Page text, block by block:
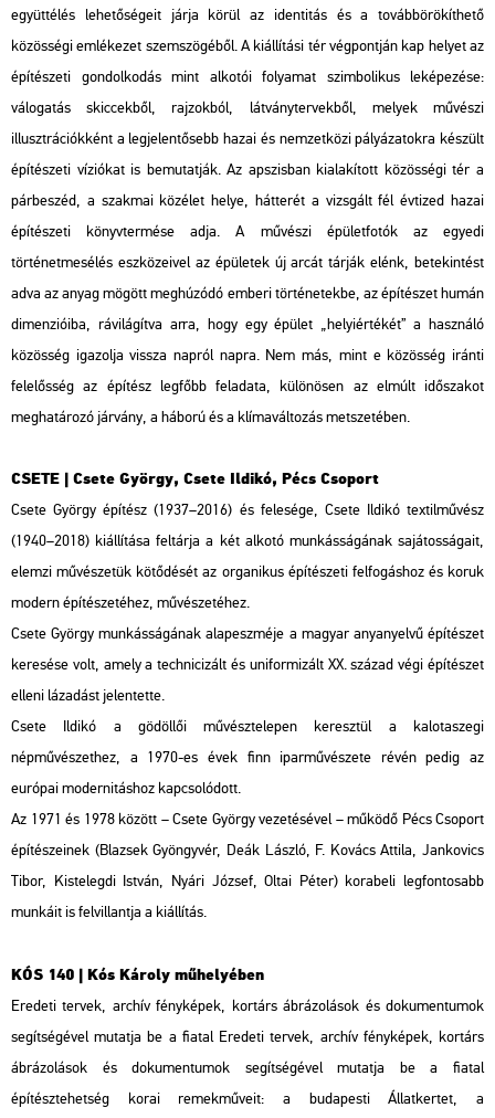
együttélés lehetőségeit járja körül az identitás és a továbbörökíthető
közösségi emlékezet szemszögéből. A kiállítási tér végpontján kap helyet az
építészeti gondolkodás mint alkotói folyamat szimbolikus leképezése:
válogatás skiccekből, rajzokból, látványtervekből, melyek művészi
illusztrációkként a legjelentősebb hazai és nemzetközi pályázatokra készült
építészeti víziókat is bemutatják. Az apszisban kialakított közösségi tér a
párbeszéd, a szakmai közélet helye, hátterét a vizsgált fél évtized hazai
építészeti könyvtermése adja. A művészi épületfotók az egyedi
történetmesélés eszközeivel az épületek új arcát tárják elénk, betekintést
adva az anyag mögött meghúzódó emberi történetekbe, az építészet humán
dimenzióiba, rávilágítva arra, hogy egy épület „helyiértékét” a használó
közösség igazolja vissza napról napra. Nem más, mint e közösség iránti
felelősség az építész legfőbb feladata, különösen az elmúlt időszakot
meghatározó járvány, a háború és a klímaváltozás metszetében.
CSETE | Csete György, Csete Ildikó, Pécs Csoport
Csete György építész (1937–2016) és felesége, Csete Ildikó textilművész
(1940–2018) kiállítása feltárja a két alkotó munkásságának sajátosságait,
elemzi művészetük kötődését az organikus építészeti felfogáshoz és koruk
modern építészetéhez, művészetéhez.
Csete György munkásságának alapeszméje a magyar anyanyelvű építészet
keresése volt, amely a technicizált és uniformizált XX. század végi építészet
elleni lázadást jelentette.
Csete Ildikó a gödöllői művésztelepen keresztül a kalotaszegi
népművészethez, a 1970-es évek finn iparművészete révén pedig az
európai modernitáshoz kapcsolódott.
Az 1971 és 1978 között – Csete György vezetésével – működő Pécs Csoport
építészeinek (Blazsek Gyöngyvér, Deák László, F. Kovács Attila, Jankovics
Tibor, Kistelegdi István, Nyári József, Oltai Péter) korabeli legfontosabb
munkáit is felvillantja a kiállítás.
KÓS 140 | Kós Károly műhelyében
Eredeti tervek, archív fényképek, kortárs ábrázolások és dokumentumok
segítségével mutatja be a fiatal Eredeti tervek, archív fényképek, kortárs
ábrázolások és dokumentumok segítségével mutatja be a fiatal
építésztehetség korai remekműveit: a budapesti Állatkertet, a